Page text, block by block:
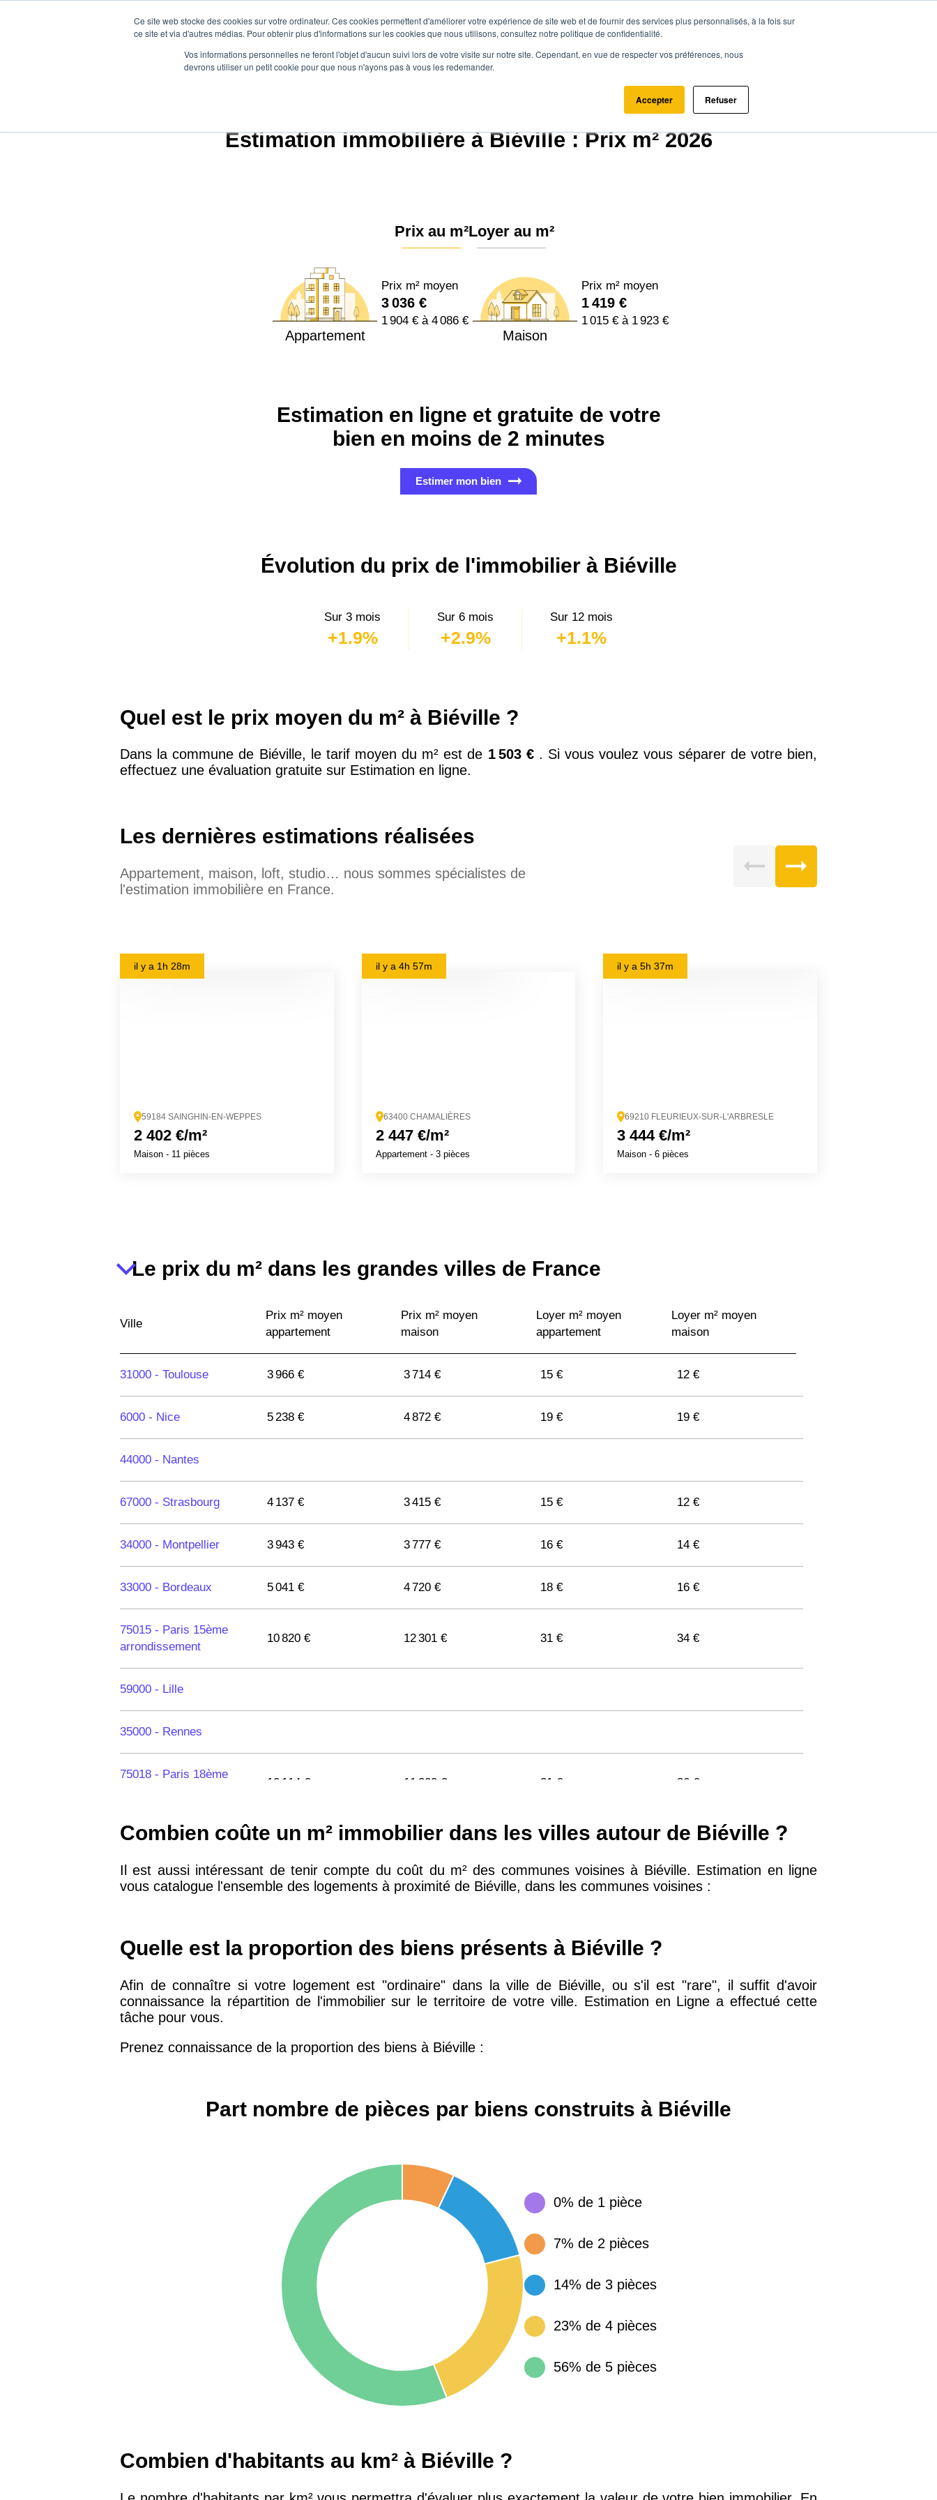
Ce site web stocke des cookies sur votre ordinateur. Ces cookies permettent d'améliorer votre expérience de site web et de fournir des services plus personnalisés, à la fois sur
ce site et via d'autres médias. Pour obtenir plus d'informations sur les cookies que nous utilisons, consultez notre politique de confidentialité.
Vos informations personnelles ne feront l'objet d'aucun suivi lors de votre visite sur notre site. Cependant, en vue de respecter vos préférences, nous
devrons utiliser un petit cookie pour que nous n'ayons pas à vous les redemander.
Accepter Refuser
Prix immobilier Vendre avec Agence.immo
Estimation immobilière à Biéville : Prix m² 2026
Prix au m²
Appartement
Prix m² moyen
3 036 €
1 904 € à 4 086 €
Loyer au m²
Maison
Prix m² moyen
1 419 €
1 015 € à 1 923 €
Estimation en ligne et gratuite de votre
bien en moins de 2 minutes
Estimer mon bien
Évolution du prix de l'immobilier à Biéville
Sur 3 mois
+1.9%
Sur 6 mois
+2.9%
Sur 12 mois
+1.1%
Quel est le prix moyen du m² à Biéville ?
Dans la commune de Biéville, le tarif moyen du m² est de 1 503 € . Si vous voulez vous séparer de votre bien,
effectuez une évaluation gratuite sur Estimation en ligne.
Les dernières estimations réalisées
Appartement, maison, loft, studio… nous sommes spécialistes de
l'estimation immobilière en France.
il y a 1h 28m
59184 SAINGHIN-EN-WEPPES
2 402 €/m²
Maison - 11 pièces
il y a 4h 57m
63400 CHAMALIÈRES
2 447 €/m²
Appartement- 3 pièces
il y a5h 37m
69210 FLEURIEUX-SUR-L'ARBRESLE
3 444 €/m²
Maison - 6 pièces
Le prix du m² dans les grandes villes de France
Ville
Prix m² moyen
appartement
Prix m² moyen
maison
Loyer m² moyen
appartement
Loyer m² moyen
maison
31000 - Toulouse 3 966 € 3 714 € 15 € 12 €
6000 - Nice 5 238 € 4 872 € 19 € 19 €
44000 - Nantes
67000 - Strasbourg 4 137 € 3 415 € 15 € 12 €
34000 - Montpellier 3 943 € 3 777 € 16 € 14 €
33000 - Bordeaux 5 041 € 4 720 € 18 € 16 €
75015 - Paris 15ème
arrondissement
10 820 € 12 301 € 31 € 34 €
59000 - Lille
35000 - Rennes
75018 - Paris 18ème
10 114 € 11 322 € 31 € 36 €
75020 -Paris 20ème
9 623 € 11 141 € 29 € 33 €
75019 -Paris 19ème
51100 -Reims 3 036 € 2 667 € 13 €
75013 -
Paris 13ème
arrondissement
10 073 € 11 085 € 30 € 34 €
76600 -Le Havre 2 455 € 2 453 €
12 145 € 15 155 € 34 €
3 018 €
2 917 €
Combien coûte un m² immobilier dans les villes autour de Biéville ?
Il est aussi intéressant de tenir compte du coût du m² des communes voisines à Biéville. Estimation en ligne
vous catalogue l'ensemble des logements à proximité de Biéville, dans les communes voisines :
Quelle est la proportion des biens présents à Biéville ?
Afin de connaître si votre logement est "ordinaire" dans la ville de Biéville, ou s'il est "rare", il suffit d'avoir
connaissance la répartition de l'immobilier sur le territoire de votre ville. Estimation en Ligne a effectué cette
tâche pour vous.
Prenez connaissance de la proportion des biens à Biéville :
Part nombre de pièces par biens construits à Biéville
0% de 1 pièce
7% de 2 pièces
14% de 3 pièces
23% de 4 pièces
56% de 5 pièces
Combien d'habitants au km² à Biéville ?